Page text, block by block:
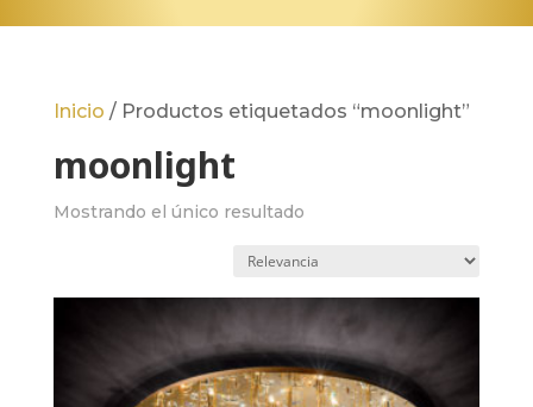
Inicio / Productos etiquetados “moonlight”
moonlight
Mostrando el único resultado